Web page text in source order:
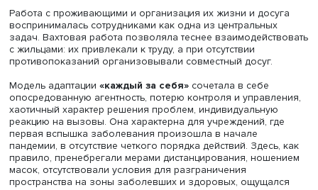
Некоторые учреждения стремились повысить комфорт
проживания сотрудников, привлекали психологов для
эмоциональной разгрузки персонала и постояльцев.
подопечных (концерты, общение с близкими и др.)
онлайн-формат, для чего приобрели новое